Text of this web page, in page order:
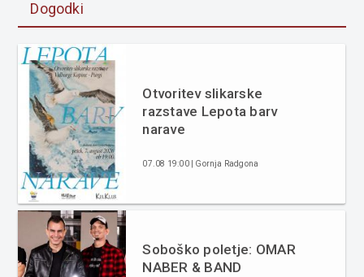
Dogodki
Otvoritev slikarske
razstave Lepota barv
narave
07.08 19:00 | Gornja Radgona
Soboško poletje: OMAR
NABER & BAND